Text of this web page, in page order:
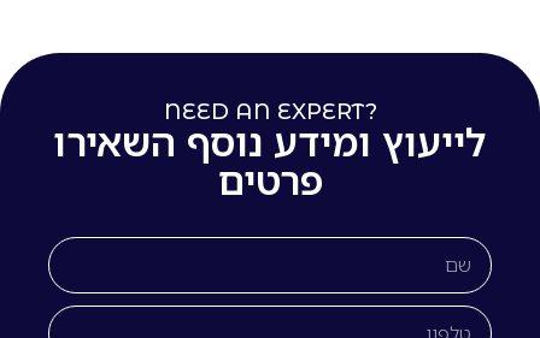
NEED AN EXPERT?
לייעוץ ומידע נוסף השאירו
פרטים